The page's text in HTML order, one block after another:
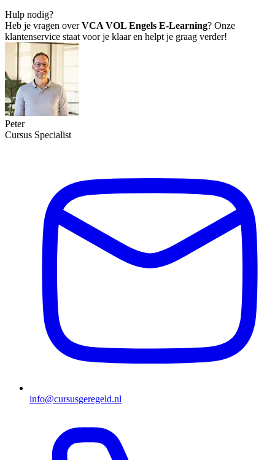
Hulp nodig?
Heb je vragen overVCA VOL Engels E-Learning? Onze
klantenservice staat voor je klaar en helpt je graag verder!
Peter
Cursus Specialist
info@cursusgeregeld.nl